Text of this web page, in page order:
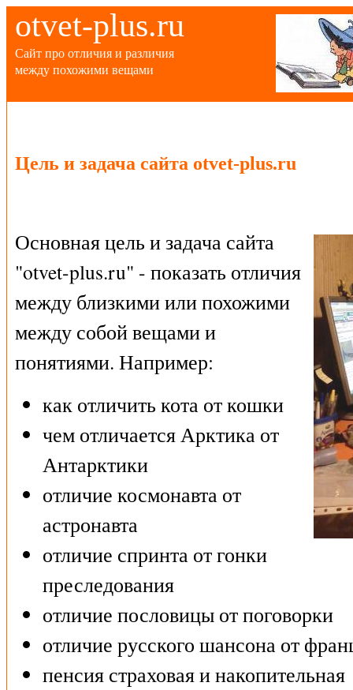
otvet-plus.ru
Сайт про отличия и различия
между похожими вещами
Цель и задача сайта otvet-plus.ru
Основная цель и задача сайта
"otvet-plus.ru" - показать отличия
между близкими или похожими
между собой вещами и
понятиями. Например:
как отличить кота от кошки
чем отличается Арктика от
Антарктики
отличие космонавта от
астронавта
отличие спринта от гонки
преследования
отличие пословицы от поговорки
отличие русского шансона от
пенсия страховая и накопительная